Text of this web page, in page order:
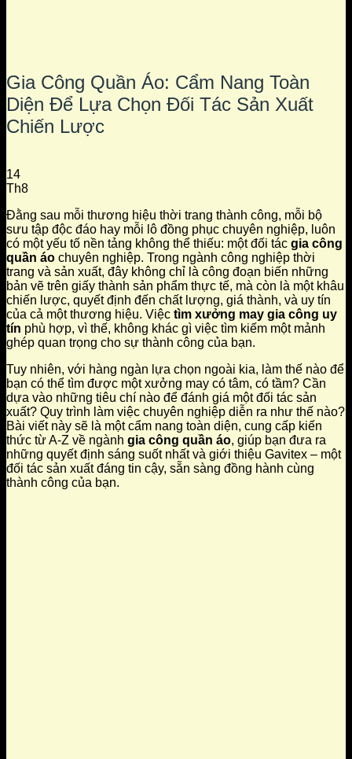
Gia Công Quần Áo: Cẩm Nang Toàn
Diện Để Lựa Chọn Đối Tác Sản Xuất
Chiến Lược
14
Th8
Đằng sau mỗi thương hiệu thời trang thành công, mỗi bộ
sưu tập độc đáo hay mỗi lô đồng phục chuyên nghiệp, luôn
có một yếu tố nền tảng không thể thiếu: một đối tác gia công
quần áo chuyên nghiệp. Trong ngành công nghiệp thời
trang và sản xuất, đây không chỉ là công đoạn biến những
bản vẽ trên giấy thành sản phẩm thực tế, mà còn là một khâu
chiến lược, quyết định đến chất lượng, giá thành, và uy tín
của cả một thương hiệu. Việc tìm xưởng may gia công uy
tín phù hợp, vì thế, không khác gì việc tìm kiếm một mảnh
ghép quan trọng cho sự thành công của bạn.
Tuy nhiên, với hàng ngàn lựa chọn ngoài kia, làm thế nào để
bạn có thể tìm được một xưởng may có tâm, có tầm? Cần
dựa vào những tiêu chí nào để đánh giá một đối tác sản
xuất? Quy trình làm việc chuyên nghiệp diễn ra như thế nào?
Bài viết này sẽ là một cẩm nang toàn diện, cung cấp kiến
thức từ A-Z về ngành gia công quần áo, giúp bạn đưa ra
những quyết định sáng suốt nhất và giới thiệu Gavitex – một
đối tác sản xuất đáng tin cậy, sẵn sàng đồng hành cùng
thành công của bạn.